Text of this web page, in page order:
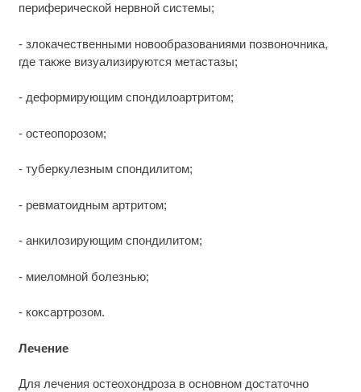
периферической нервной системы;
- злокачественными новообразованиями позвоночника,
где также визуализируются метастазы;
- деформирующим спондилоартритом;
- остеопорозом;
- туберкулезным спондилитом;
- ревматоидным артритом;
- анкилозирующим спондилитом;
- миеломной болезнью;
- коксартрозом.
Лечение
Для лечения остеохондроза в основном достаточно